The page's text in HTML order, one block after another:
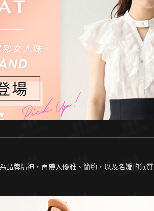
品牌精神，再帶入優雅、簡約，以及名媛的氣